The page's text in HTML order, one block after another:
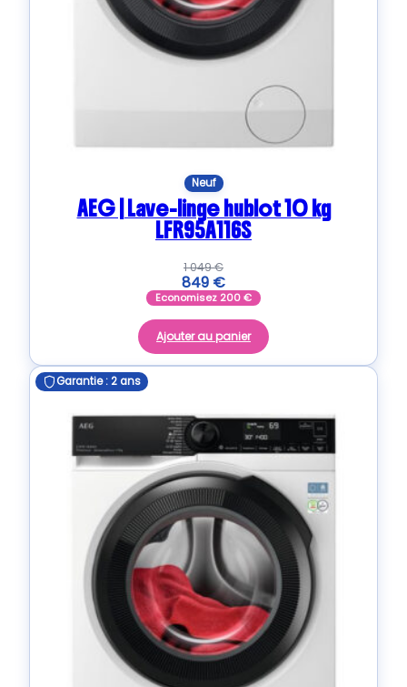
Neuf
AEG | Lave-linge hublot 10 kg
LFR95A116S
1 049€
849 €
Economisez 200€
Ajouter au panier
Garantie : 2 ans